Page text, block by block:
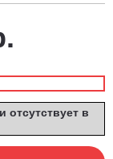
отсутствует в